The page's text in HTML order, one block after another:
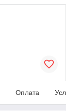
Оплата